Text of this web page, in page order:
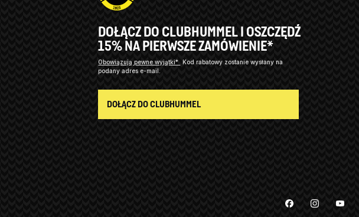
DOŁĄCZ DO CLUBHUMMEL I OSZCZĘDŹ
15% NA PIERWSZE ZAMÓWIENIE*
Obowiązują pewne wyjątki*
Kod rabatowy zostanie wysłany na
podany adres e-mail.
DOŁĄCZ DO CLUBHUMMEL